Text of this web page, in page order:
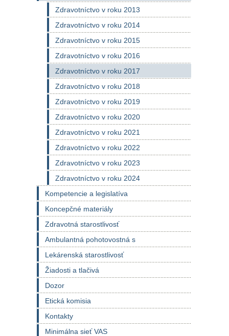
Zdravotníctvo v roku 2013
Zdravotníctvo v roku 2014
Zdravotníctvo v roku 2015
Zdravotníctvo v roku 2016
Zdravotníctvo v roku 2017
Zdravotníctvo v roku 2018
Zdravotníctvo v roku 2019
Zdravotníctvo v roku 2020
Zdravotníctvo v roku 2021
Zdravotníctvo v roku 2022
Zdravotníctvo v roku 2023
Zdravotníctvo v roku 2024
Kompetencie a legislatíva
Koncepčné materiály
Zdravotná starostlivosť
Ambulantná pohotovostná s
Lekárenská starostlivosť
Žiadosti a tlačivá
Dozor
Etická komisia
Kontakty
Minimálna sieť VAS